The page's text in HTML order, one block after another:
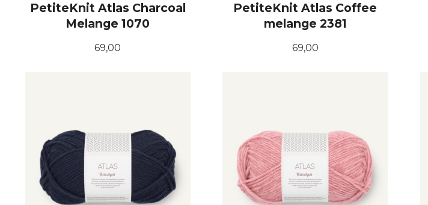
PetiteKnit Atlas Charcoal
Melange 1070
Pris
69,00
PetiteKnit Atlas Coffee
melange 2381
Pris
69,00